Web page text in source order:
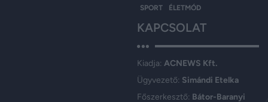
SPORT
ÉLETMÓD
KAPCSOLAT
Kiadja: ACNEWS Kft.
Ügyvezető: Simándi Etelka
Főszerkesztő: Bátor-Baranyi